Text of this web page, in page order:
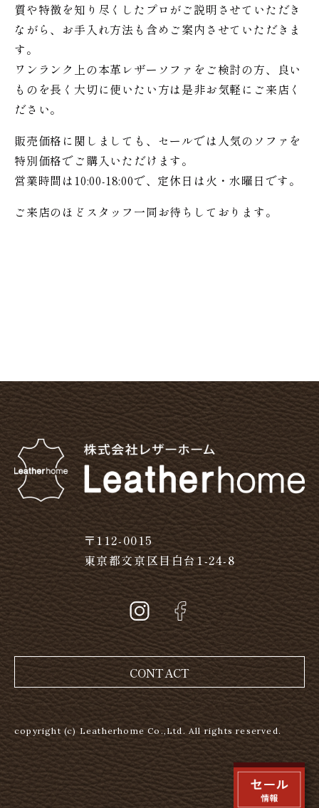
質や特徴を知り尽くしたプロがご説明させていただき
ながら、お手入れ方法も含めご案内させていただきま
す。
ワンランク上の本革レザーソファをご検討の方、良い
ものを長く大切に使いたい方は是非お気軽にご来店く
ださい。
販売価格に関しましても、セールでは人気のソファを
特別価格でご購入いただけます。
営業時間は10:00-18:00で、定休日は火・水曜日です。
ご来店のほどスタッフ一同お待ちしております。
〒112-0015
東京都文京区目白台1-24-8
CONTACT
copyright (c) Leatherhome Co.,Ltd. All rights reserved.